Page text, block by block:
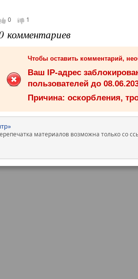
0 1
комментариев
Чтобы оставить комментарий,
Ваш IP-адрес
пользователей до
Причина: оскорбления,
материалов возможна только со